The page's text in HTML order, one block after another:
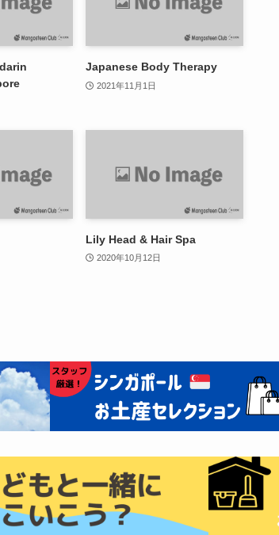
Japanese Body Therapy
2021年11月1日
Lily Head & Hair Spa
2020年10月12日